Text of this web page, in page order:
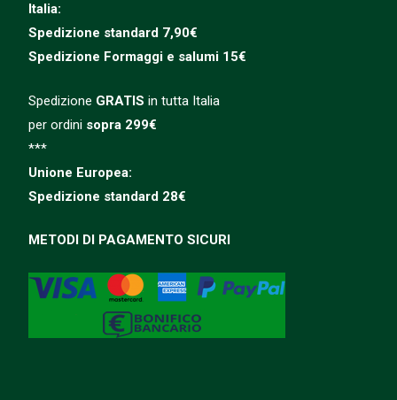
Italia:
Spedizione standard 7,90€
Spedizione Formaggi e salumi 15€
Spedizione GRATIS in tutta Italia
per ordini sopra 299€
***
Unione Europea:
Spedizione standard 28€
METODI DI PAGAMENTO SICURI